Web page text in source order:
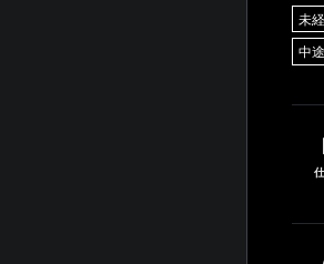
未
中